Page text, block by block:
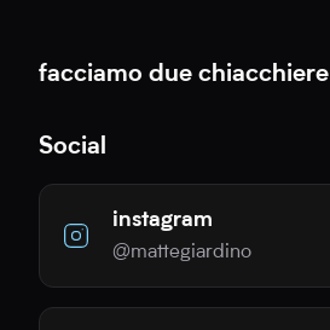
facciamo due chiacchiere
Social
instagram
@mattegiardino